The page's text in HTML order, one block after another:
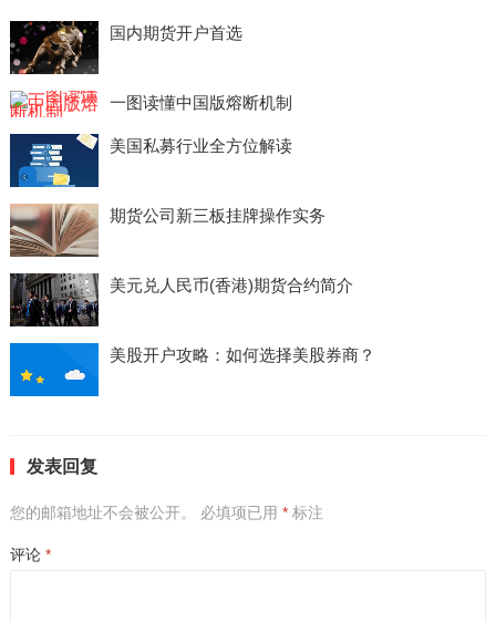
国内期货开户首选
一图读懂中国版熔断机制
美国私募行业全方位解读
期货公司新三板挂牌操作实务
美元兑人民币(香港)期货合约简介
美股开户攻略：如何选择美股券商？
发表回复
您的邮箱地址不会被公开。 必填项已用 *标注
评论 *